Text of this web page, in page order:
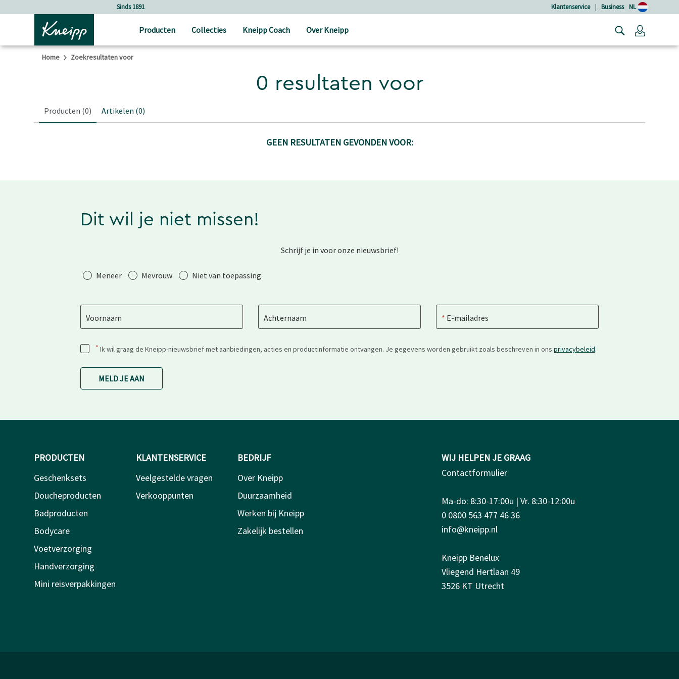
Sinds 1891 Klantenservice | Business NL
Producten Collecties Kneipp Coach Over Kneipp
Home Zoekresultaten voor
0 resultaten voor
Producten (0) Artikelen (0)
GEEN RESULTATEN GEVONDEN VOOR:
Dit wil je niet missen!
Schrijf je in voor onze nieuwsbrief!
Aanhef
Meneer Mevrouw Niet van toepassing
Voornaam Achternaam E-mailadres
* Ik wil graag de Kneipp-nieuwsbrief met aanbiedingen, acties en productinformatie ontvangen. Je gegevens worden gebruikt zoals beschreven in ons privacybeleid.
MELD JE AAN
PRODUCTEN
Geschenksets
Doucheproducten
Badproducten
Bodycare
Voetverzorging
Handverzorging
Mini reisverpakkingen
KLANTENSERVICE
Veelgestelde vragen
Verkooppunten
BEDRIJF
Over Kneipp
Duurzaamheid
Werken bij Kneipp
Zakelijk bestellen
WIJ HELPEN JE GRAAG
Contactformulier
Ma-do: 8:30-17:00u | Vr. 8:30-12:00u
0 0800 563 477 46 36
info@kneipp.nl
Kneipp Benelux
Vliegend Hertlaan 49
3526 KT Utrecht